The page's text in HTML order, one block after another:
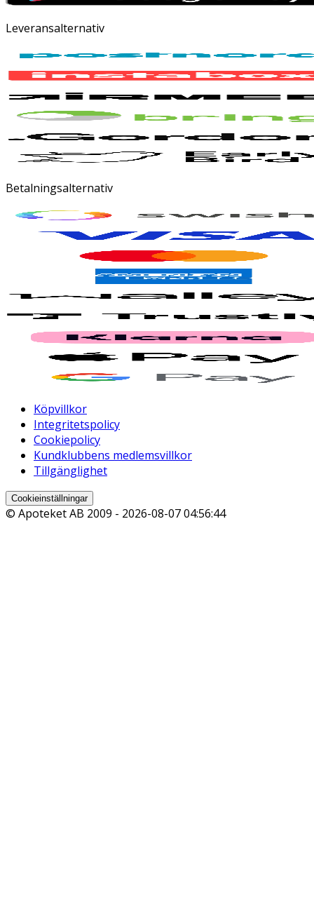
Leveransalternativ
Betalningsalternativ
Köpvillkor
Integritetspolicy
Cookiepolicy
Kundklubbens medlemsvillkor
Tillgänglighet
Cookieinställningar
© Apoteket AB 2009 - 2026-08-07 04:56:44